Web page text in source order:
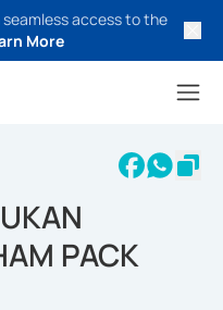
access to the
More
PACK